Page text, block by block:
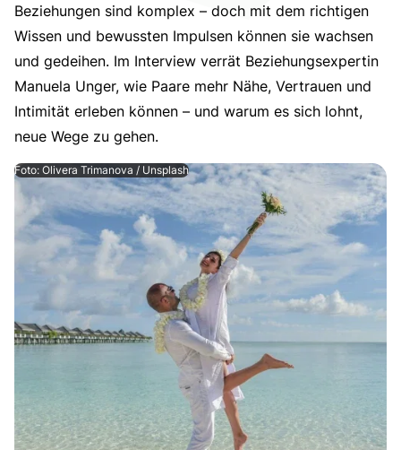
Beziehungen sind komplex – doch mit dem richtigen
Beziehungen sind komplex – doch mit dem richtigen
Wissen und bewussten Impulsen können sie wachsen
und gedeihen. Im Interview verrät Beziehungsexpertin
Manuela Unger, wie Paare mehr Nähe, Vertrauen und
Intimität erleben können – und warum es sich lohnt,
neue Wege zu gehen.
Foto: Olivera Trimanova / Unsplash